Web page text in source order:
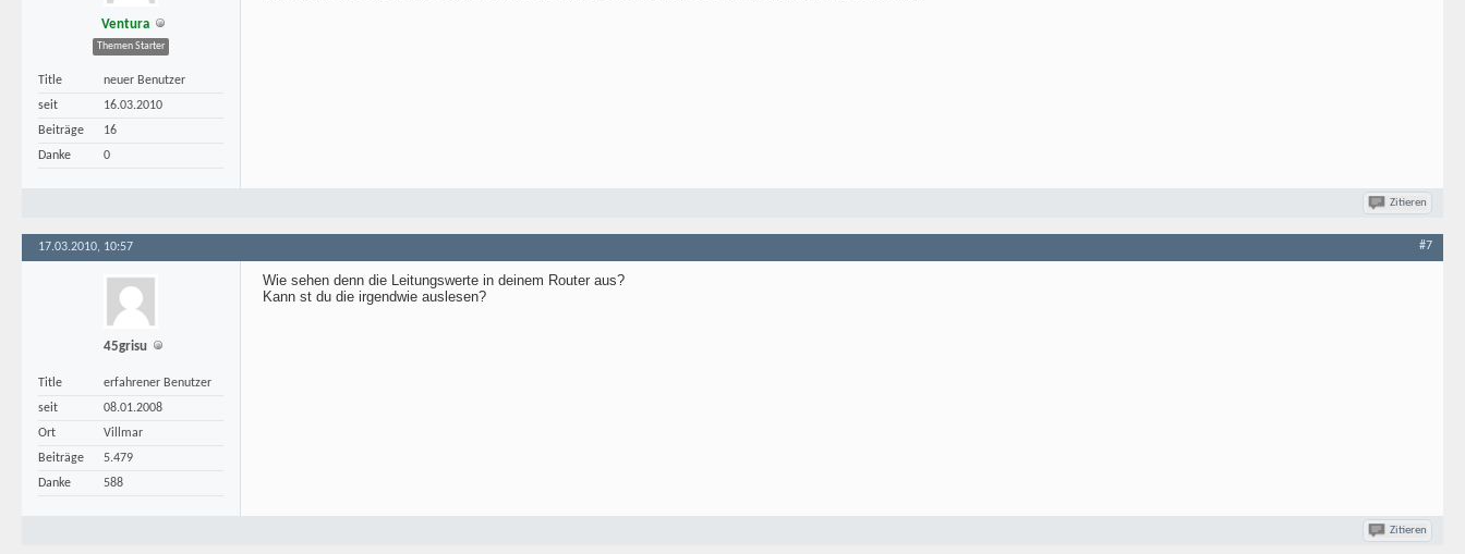
Ventura
Themen Starter
Title
neuer Benutzer
seit
16.03.2010
Beiträge
16
Danke
0
Zitieren
17.03.2010, 10:57 #7
45grisu
Title
erfahrener Benutzer
seit
08.01.2008
Ort
Villmar
Beiträge
5.479
Danke
588
Wie sehen denn die Leitungswerte in deinem Router aus?
Kann st du die irgendwie auslesen?
Zitieren